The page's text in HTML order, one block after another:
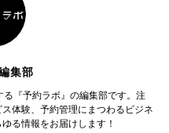
集部
『予約ラボ』の編集部です。注
体験、予約管理にまつわるビジネ
る情報をお届けします！